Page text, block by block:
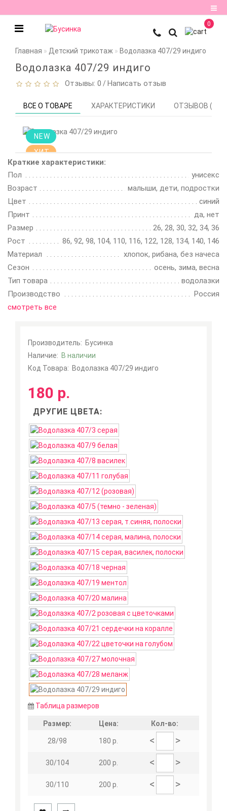
Регистрация
0
Главная Детский трикотаж Водолазка 407/29 индиго
Водолазка 407/29 индиго
Отзывы: 0 /Написать отзыв
ВСЕ О ТОВАРЕ ХАРАКТЕРИСТИКИ ОТЗЫВОВ (0)
NEW
ХИТ
Краткие характеристики:
Пол
унисекс
Возраст
малыши, дети, подростки
Цвет
синий
Принт
да, нет
Размер
26, 28, 30, 32, 34, 36
Рост
86, 92, 98, 104, 110, 116, 122, 128, 134, 140, 146
Материал
хлопок, рибана, без начеса
Сезон
осень, зима, весна
Тип товара
водолазки
Производство
Россия
смотреть все
Производитель: Бусинка
Наличие: В наличии
Код Товара: Водолазка 407/29 индиго
180 р.
ДРУГИЕ ЦВЕТА:
Таблица размеров
Размер: Цена: Кол-во:
28/98 180 р. < >
30/104 200 р. < >
30/110 200 р. < >